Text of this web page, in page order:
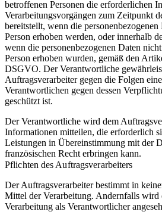
betroffenen Personen die erforderlichen
Verarbeitungsvorgängen zum Zeitpunkt
bereitstellt, wenn die
Person erhoben werden, oder innerhalb
wenn die personenbezogenen Daten
Person erhoben wurden, gemäß den
DSGVO. Der Verantwortliche
Auftragsverarbeiter gegen die Folgen
Verantwortlichen gegen dessen
geschützt ist.
Der Verantwortliche wird dem
Informationen mitteilen, die erforderlich
Leistungen in Übereinstimmung mit der
französischen Recht erbringen kann.
Pflichten des Auftragsverarbeiters
Der Auftragsverarbeiter bestimmt in
Mittel der Verarbeitung. Andernfalls wird
Verarbeitung als Verantwortlicher